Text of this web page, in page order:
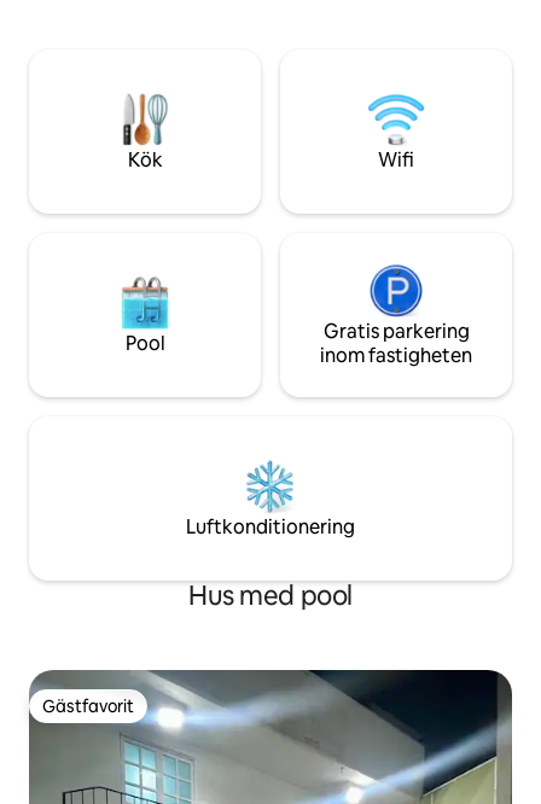
grannskapet som gynnas av
lokalbefolkningen och resenärer för sitt
kulturella erbjudande och strategiska
läge att flytta till alla de mest ikoniska
soluppgångskaffe
tillgång till en 22
bastu och
Kök Wifi
Pool
Gratis parkering
inom fastigheten
Luftkonditionering
Hus med pool
Gästfavorit
Gästfavorit